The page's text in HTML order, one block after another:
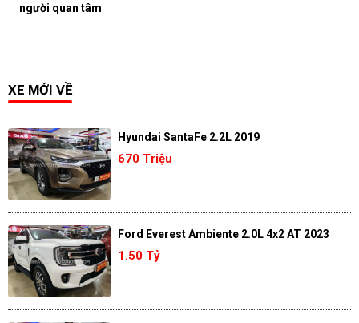
người quan tâm
XE MỚI VỀ
Hyundai SantaFe 2.2L 2019
670 Triệu
Ford Everest Ambiente 2.0L 4x2 AT 2023
1.50 Tỷ